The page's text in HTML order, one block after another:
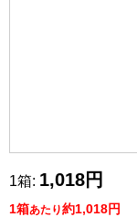
1箱: 1,018円
1箱あたり約1,018円